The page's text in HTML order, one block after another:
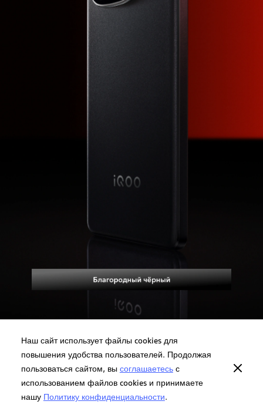
Наш сайт использует файлы cookies для
повышения удобства пользователей. Продолжая
пользоваться сайтом, вы соглашаетесьс
использованием файлов cookies и принимаете
нашу Политику конфиденциальности.